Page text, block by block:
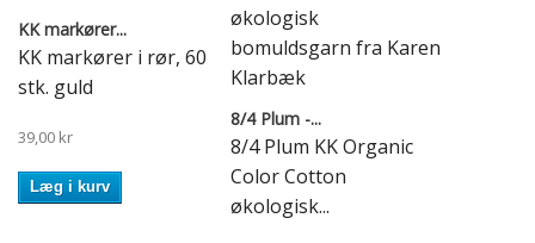
KK markører...
KK markører i rør, 60
stk. guld
39,00 kr
Læg i kurv
8/4 Plum -...
8/4 Plum KK Organic
Color Cotton
økologisk...